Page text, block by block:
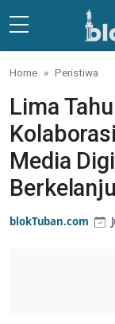
Skip to main
Home Peristiwa
Lima
Media
blokTuban.com